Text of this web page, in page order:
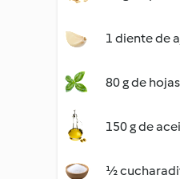
1 diente de
80 g de
150 g de
½